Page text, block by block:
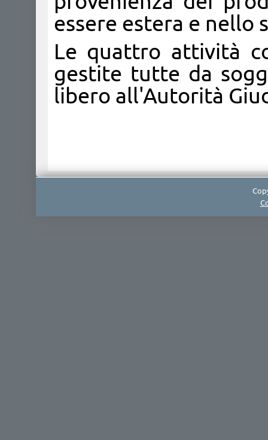
essere estera e nello
Le quattro attività
gestite tutte da
libero all'Autorità